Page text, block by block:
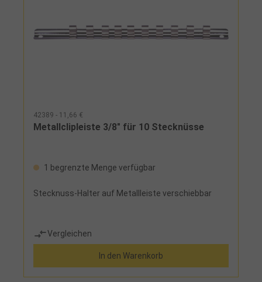
42389 - 11,66 €
Metallclipleiste 3/8" für 10 Stecknüsse
1 begrenzte Menge verfügbar
Stecknuss-Halter auf Metallleiste verschiebbar
Vergleichen
In den Warenkorb